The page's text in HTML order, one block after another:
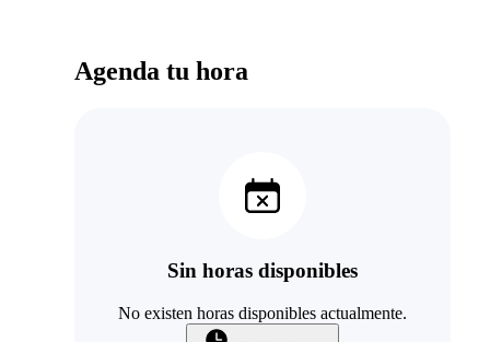
Agenda tu hora
Sin horas disponibles
No existen horas disponibles actualmente.